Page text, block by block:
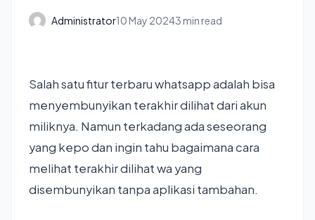
Administrator10 May 20243 min read
Salah satu fitur terbaru whatsapp adalah bisa
menyembunyikan terakhir dilihat dari akun
miliknya. Namun terkadang ada seseorang
yang kepo dan ingin tahu bagaimana cara
melihat terakhir dilihat wa yang
disembunyikan tanpa aplikasi tambahan.